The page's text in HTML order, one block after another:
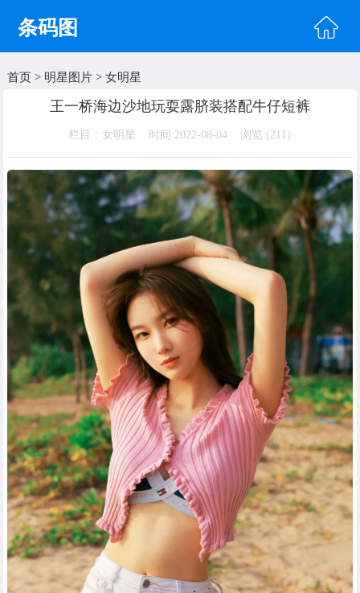
条码图
首页
头像图片
美女图片
纹身图片
唯美图片
首页> 明星图片> 女明星
王一桥海边沙地玩耍露脐装搭配牛仔短裤
栏目：女明星 时间:2022-08-04 浏览:(211)